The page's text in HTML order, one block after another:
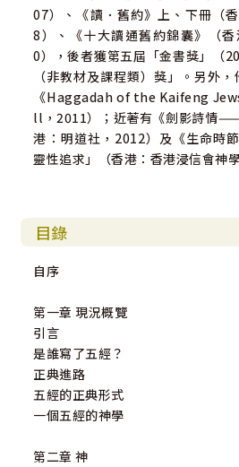
07）、《讀．舊約》上、下冊（
8）、《十大讀通舊約錦囊》（
0），後者獲第五屆「金書獎」（
（非教材及課程類）獎」。另外
《Haggadah of the Kaifeng
ll，2011）；近著有《劍影詩情
港：明道社，2012）及《生命時
靈性追求」（香港：香港浸信會神
目錄
自序
第一章 現況概覽
引言
是誰寫了五經？
正典進路
五經的正典形式
一個五經的神學
第二章 神